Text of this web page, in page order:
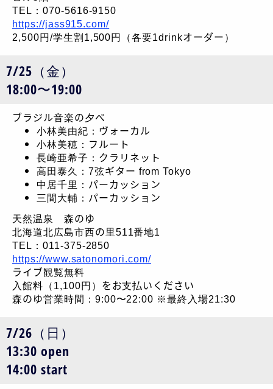
TEL：070-5616-9150
https://jass915.com/
2,500円/学生割1,500円（各要1drinkオーダー）
7/25（金）
18:00〜19:00
ブラジル音楽の夕べ
小林美由紀：ヴォーカル
小林美穂：フルート
長崎亜希子：クラリネット
高田泰久：7弦ギター from Tokyo
中居千里：パーカッション
三間大輔：パーカッション
天然温泉 森のゆ
北海道北広島市西の里511番地1
TEL：011-375-2850
https://www.satonomori.com/
ライブ観覧無料
入館料（1,100円）をお支払いください
森のゆ営業時間：9:00〜22:00 ※最終入場21:30
7/26（日）
13:30 open
14:00 start